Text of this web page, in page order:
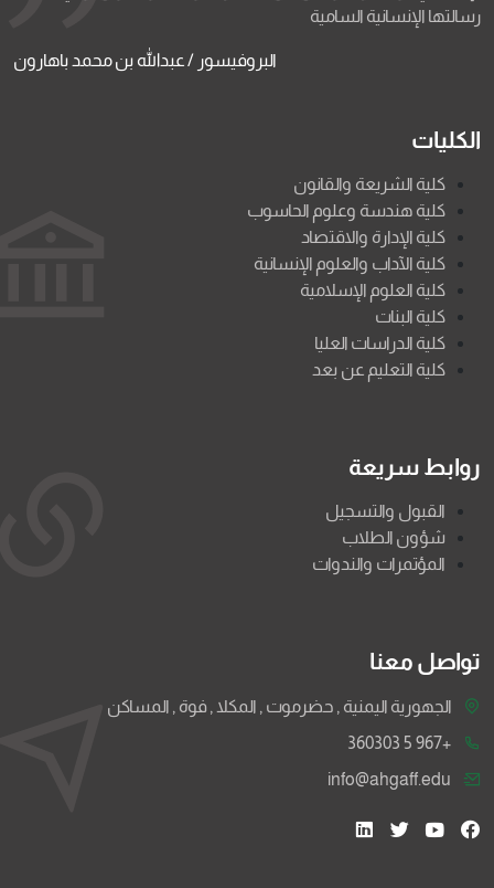
رسالتها الإنسانية السامية
البروفيسور / عبدالله بن محمد باهارون
الكليات
كلية الشريعة والقانون
كلية هندسة وعلوم الحاسوب
كلية الإدارة والاقتصاد
كلية الآداب والعلوم الإنسانية
كلية العلوم الإسلامية
كلية البنات
كلية الدراسات العليا
كلية التعليم عن بعد
روابط سريعة
القبول والتسجيل
شؤون الطلاب
المؤتمرات والندوات
تواصل معنا
الجهورية اليمنية , حضرموت , المكلا , فوة , المساكن
+967 5 360303
info@ahgaff.edu